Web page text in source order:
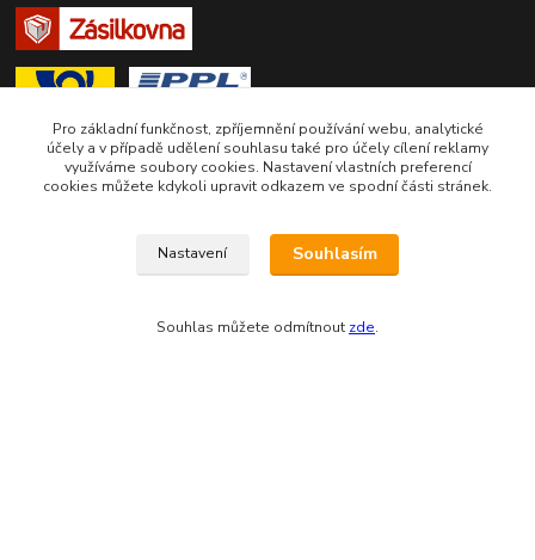
Bohunka Budínová
(Po-Pá - 9:00-17:00hod, So 8:00-12:00hod)
Pro základní funkčnost, zpříjemnění používání webu, analytické
účely a v případě udělení souhlasu také pro účely cílení reklamy
využíváme soubory cookies. Nastavení vlastních preferencí
cookies můžete kdykoli upravit odkazem ve spodní části stránek.
Nastavení Souhlasím
Souhlas můžete odmítnout zde.